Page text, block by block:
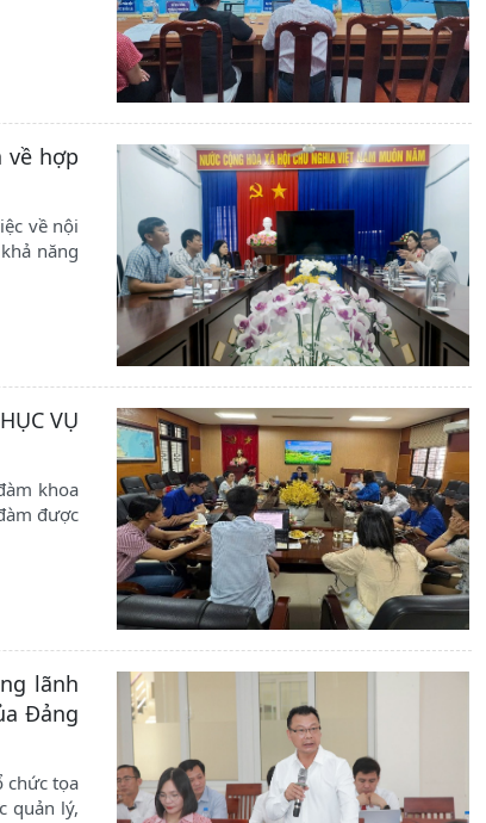
về hợp
về nội
năng
VỤ
khoa
được
lãnh
Đảng
chức tọa
quản lý,